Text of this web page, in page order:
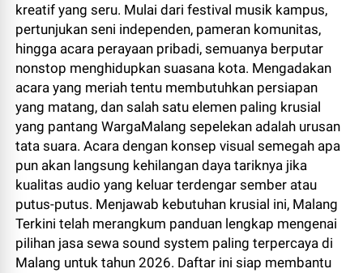
kreatif yang seru. Mulai dari festival musik kampus,
pertunjukan seni independen, pameran komunitas,
hingga acara perayaan pribadi, semuanya berputar
nonstop menghidupkan suasana kota. Mengadakan
acara yang meriah tentu membutuhkan persiapan
yang matang, dan salah satu elemen paling krusial
yang pantang WargaMalang sepelekan adalah urusan
tata suara. Acara dengan konsep visual semegah apa
pun akan langsung kehilangan daya tariknya jika
kualitas audio yang keluar terdengar sember atau
putus-putus. Menjawab kebutuhan krusial ini, Malang
Terkini telah merangkum panduan lengkap mengenai
pilihan jasa sewa sound system paling terpercaya di
Malang untuk tahun 2026. Daftar ini siap membantu